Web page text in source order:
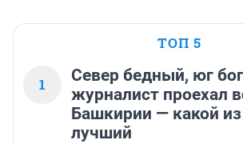
ТОП 5
1
Север бедный, юг
журналист проехал
Башкирии — какой
лучший